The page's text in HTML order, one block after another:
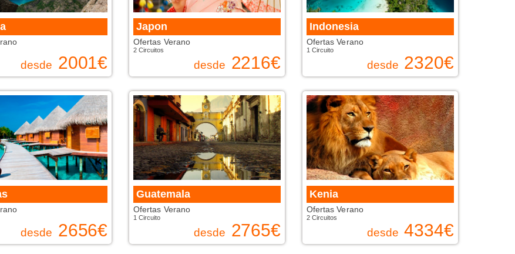
desde 2001€
Japon
Ofertas Verano
2 Circuitos
desde 2216€
Indonesia
Ofertas Verano
1 Circuito
desde 2320€
desde 2656€
Guatemala
Ofertas Verano
1 Circuito
desde 2765€
Kenia
Ofertas Verano
2 Circuitos
desde 4334€